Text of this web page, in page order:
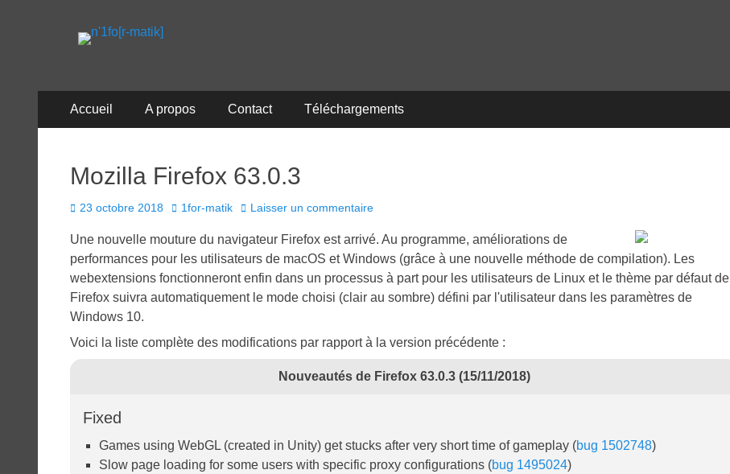
n'1fo[r-matik]
Pour les nymphos d'infos en info…
Menu
principal
Accueil A propos Contact Téléchargements
Mozilla Firefox 63.0.3
Posted
23 octobre 2018 Author
1for-matik Laisser un commentaire
Une nouvelle mouture du navigateur Firefox est arrivé. Au programme, améliorations de
performances pour les utilisateurs de macOS et Windows (grâce à une nouvelle méthode de compilation). Les
webextensions fonctionneront enfin dans un processus à part pour les utilisateurs de Linux et le thème par défaut de
Firefox suivra automatiquement le mode choisi (clair au sombre) défini par l'utilisateur dans les paramètres de
Windows 10.
Voici la liste complète des modifications par rapport à la version précédente :
Nouveautés de Firefox 63.0.3 (15/11/2018)
Fixed
Games using WebGL (created in Unity) get stucks after very short time of gameplay (bug 1502748)
Slow page loading for some users with specific proxy configurations (bug 1495024)